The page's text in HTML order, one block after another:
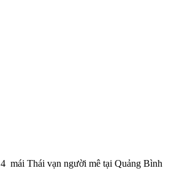
mái Thái vạn người mê tại Quảng Bình